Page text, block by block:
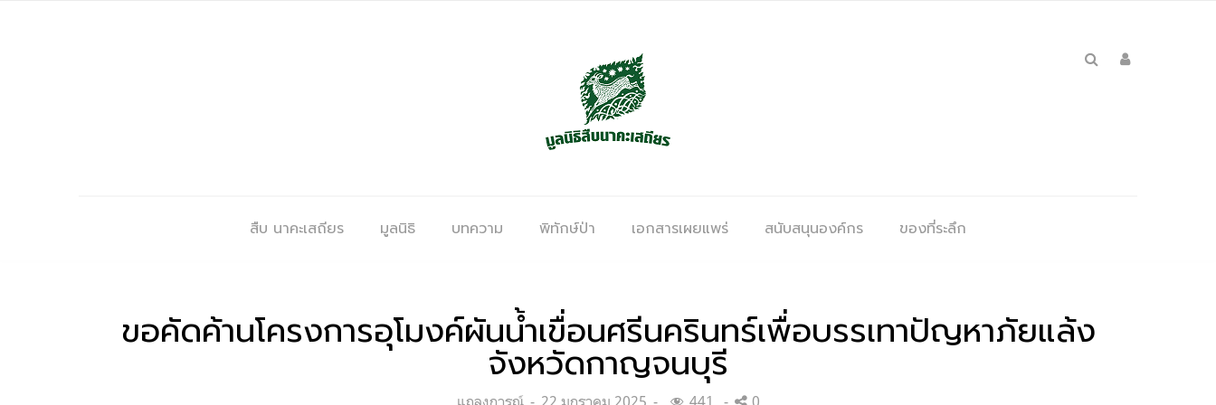
สืบ นาคะเสถียร มูลนิธิ บทความ พิทักษ์ป่า เอกสารเผยแพร่ สนับสนุนองค์กร ของที่ระลึก
ขอคัดค้านโครงการอุโมงค์ผันน้ำเขื่อนศรีนครินทร์เพื่อบรรเทาปัญหาภัยแล้ง
จังหวัดกาญจนบุรี
Categories:
แถลงการณ์ Posted
22 มกราคม 2025 441 0